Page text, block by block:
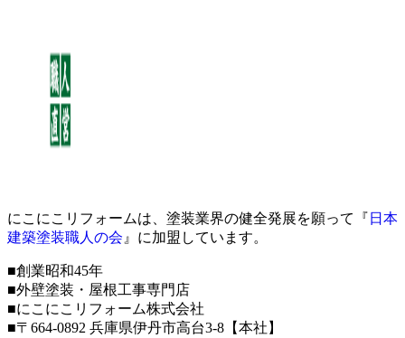
にこにこリフォームは、塗装業界の健全発展を願って『 日本
建築塗装職人の会 』に加盟しています。
■創業昭和45年
■外壁塗装・屋根工事専門店
■にこにこリフォーム株式会社
■〒664-0892 兵庫県伊丹市高台3-8【本社】